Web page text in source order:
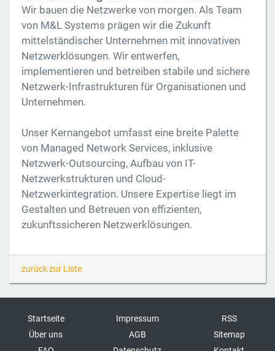
Wir bauen die Netzwerke von morgen. Als Team
von M&L Systems prägen wir die Zukunft
mittelständischer Unternehmen mit innovativen
Netzwerklösungen. Wir entwerfen,
implementieren und betreiben stabile und sichere
Netzwerk-Infrastrukturen für Organisationen und
Unternehmen.
Unser Kernangebot umfasst eine breite Palette
von Managed Network Services, inklusive
Netzwerk-Outsourcing, Aufbau von IT-
Netzwerkstrukturen und Cloud-
Netzwerkintegration. Unsere Expertise liegt im
Gestalten und Betreuen von effizienten,
zukunftssicheren Netzwerklösungen.
zurück zur Liste
Startseite
Über uns
Impressum
AGB
RSS
Sitemap